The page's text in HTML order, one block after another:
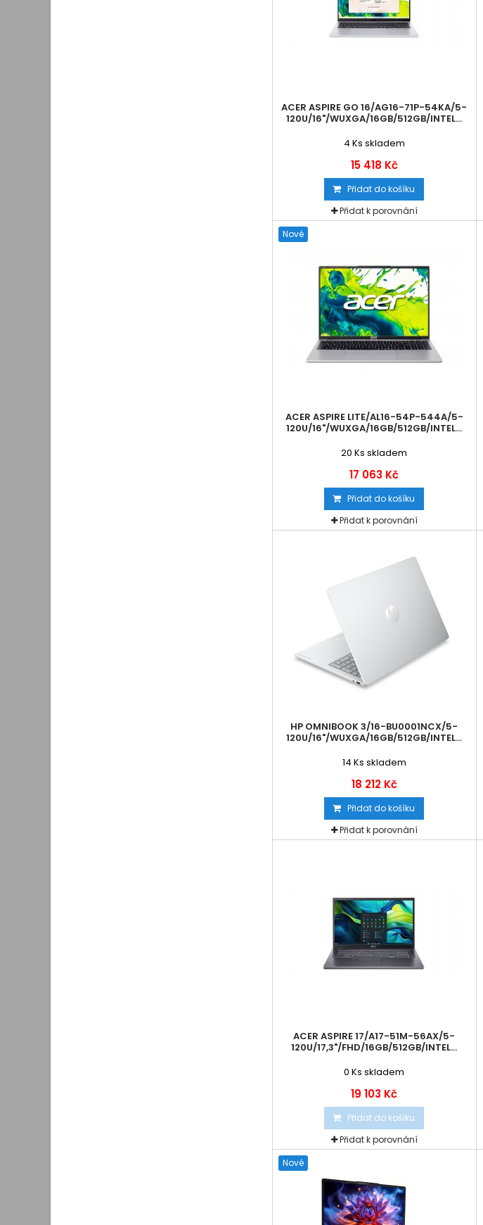
ACER ASPIRE GO 16/AG16-71P-54KA/5-
120U/16"/WUXGA/16GB/512GB/INTEL...
4 Ks skladem
15 418 Kč
Přidat do košíku
Přidat k porovnání
Nové
ACER ASPIRE LITE/AL16-54P-544A/5-
120U/16"/WUXGA/16GB/512GB/INTEL...
20 Ks skladem
17 063 Kč
Přidat do košíku
Přidat k porovnání
HP OMNIBOOK 3/16-BU0001NCX/5-
120U/16"/WUXGA/16GB/512GB/INTEL...
14 Ks skladem
18 212 Kč
Přidat do košíku
Přidat k porovnání
ACER ASPIRE 17/A17-51M-56AX/5-
120U/17,3"/FHD/16GB/512GB/INTEL...
0 Ks skladem
19 103 Kč
Přidat do košíku
Přidat k porovnání
Nové